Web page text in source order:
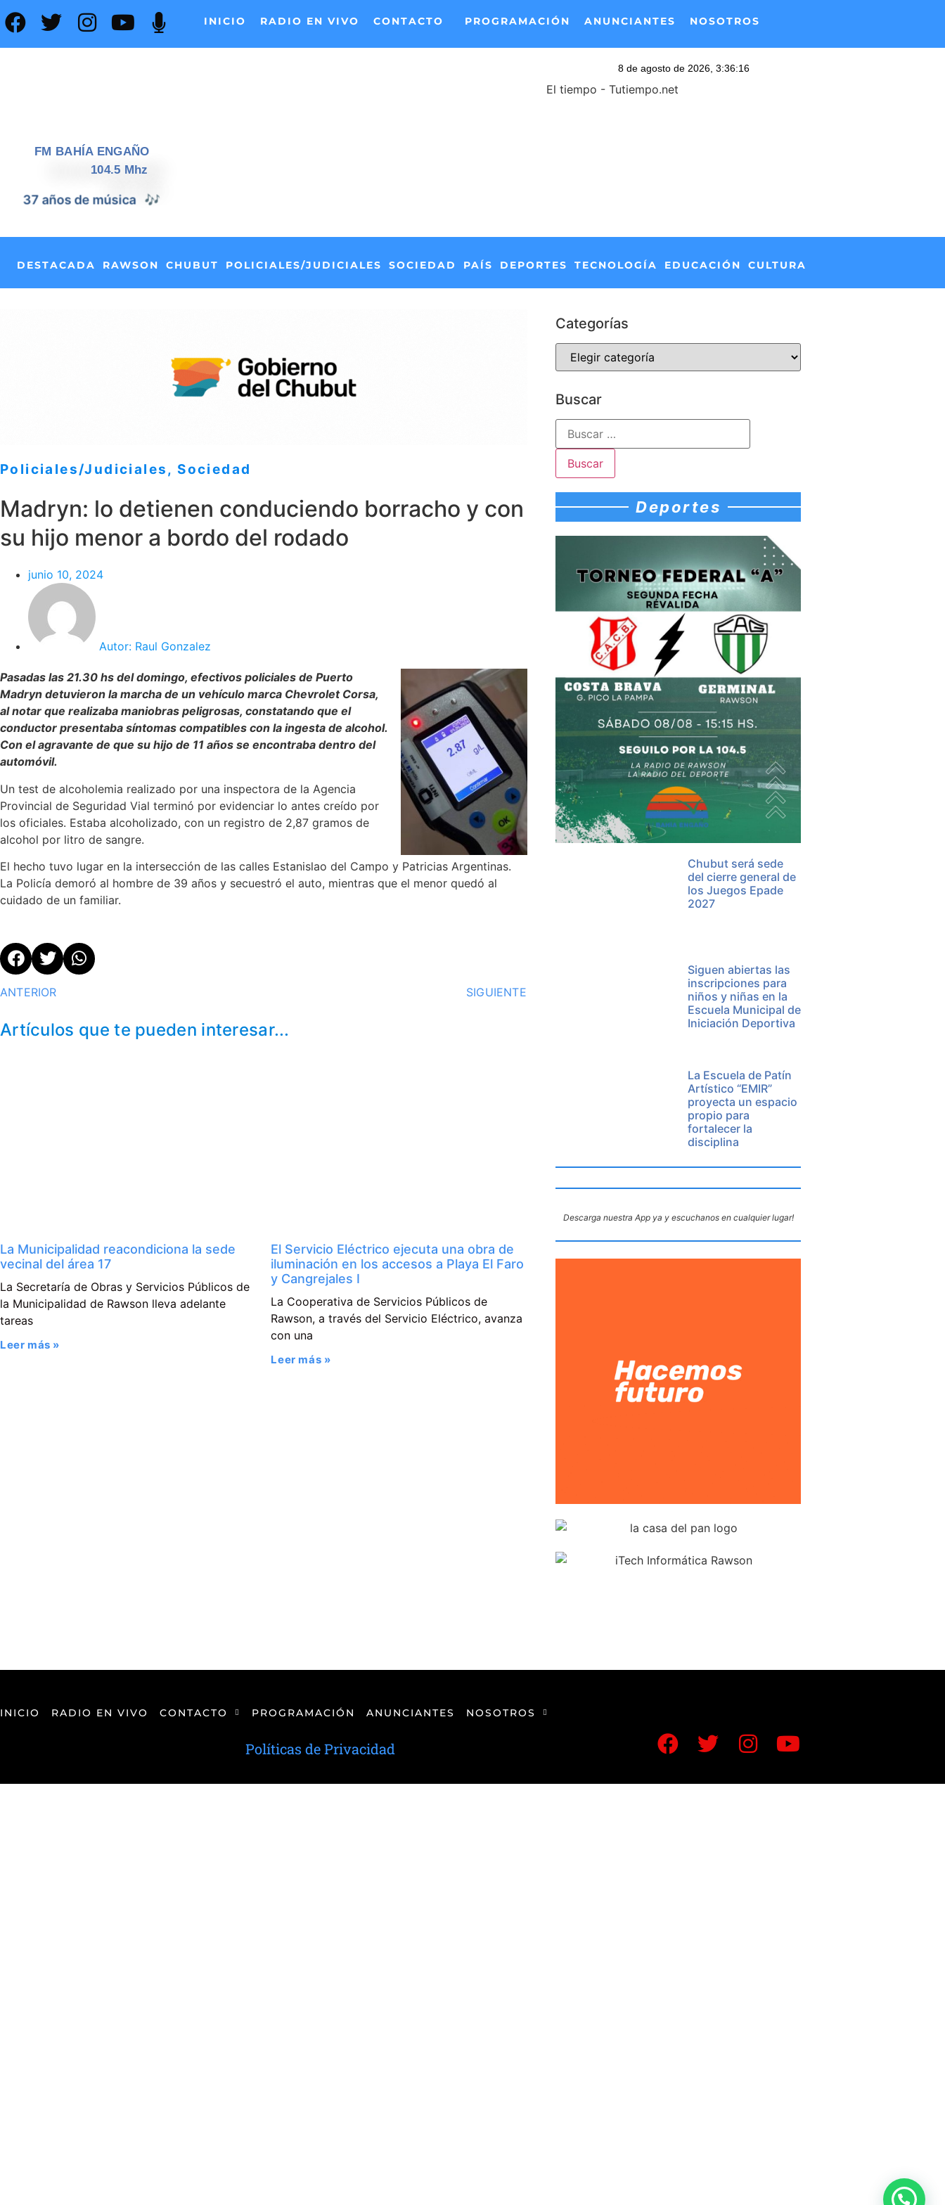
INICIO RADIO EN VIVO CONTACTO PROGRAMACIÓN ANUNCIANTES NOSOTROS
FM BAHÍA ENGAÑO
104.5 Mhz
37 años de noticias 📰
El tiempo - Tutiempo.net
DESTACADA RAWSON CHUBUT POLICIALES/JUDICIALES SOCIEDAD PAÍS DEPORTES TECNOLOGÍA EDUCACIÓN CULTURA
Policiales/Judiciales, Sociedad
Madryn: lo detienen conduciendo borracho y con
su hijo menor a bordo del rodado
junio 10, 2024
Autor: Raul Gonzalez
Pasadas las 21.30 hs del domingo, efectivos policiales de Puerto
Madryn detuvieron la marcha de un vehículo marca Chevrolet Corsa,
al notar que realizaba maniobras peligrosas, constatando que el
conductor presentaba síntomas compatibles con la ingesta de alcohol.
Con el agravante de que su hijo de 11 años se encontraba dentro del
automóvil.
Un test de alcoholemia realizado por una inspectora de la Agencia
Provincial de Seguridad Vial terminó por evidenciar lo antes creído por
los oficiales. Estaba alcoholizado, con un registro de 2,87 gramos de
alcohol por litro de sangre.
El hecho tuvo lugar en la intersección de las calles Estanislao del Campo y Patricias Argentinas.
La Policía demoró al hombre de 39 años y secuestró el auto, mientras que el menor quedó al
cuidado de un familiar.
ANTERIOR SIGUIENTE
Artículos que te pueden interesar...
La Municipalidad reacondiciona la sede
vecinal del área 17
La Secretaría de Obras y Servicios Públicos de
la Municipalidad de Rawson lleva adelante
tareas
Leer más »
El Servicio Eléctrico ejecuta una obra de
iluminación en los accesos a Playa El Faro
y Cangrejales I
La Cooperativa de Servicios Públicos de
Rawson, a través del Servicio Eléctrico, avanza
con una
Leer más »
Categorías
Buscar
Deportes
Chubut será sede
del cierre general de
los Juegos Epade
2027
Siguen abiertas las
inscripciones para
niños y niñas en la
Escuela Municipal de
Iniciación Deportiva
La Escuela de Patín
Artístico “EMIR”
proyecta un espacio
propio para
fortalecer la
disciplina
Descarga nuestra App ya y escuchanos en cualquier lugar!
INICIO RADIO EN VIVO CONTACTO PROGRAMACIÓN ANUNCIANTES NOSOTROS
Políticas de Privacidad